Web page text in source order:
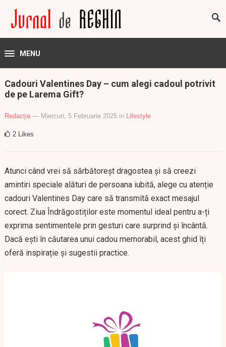
MENU
Cadouri Valentines Day – cum alegi cadoul potrivit
de pe Larema Gift?
Redacția — Miercuri, 5 Februarie 2025 in Lifestyle
2 Likes
Atunci când vrei să sărbătoreșt dragostea și să creezi
amintiri speciale alături de persoana iubită, alege cu atenție
cadouri Valentines Day care să transmită exact mesajul
corect. Ziua Îndrăgostiților este momentul ideal pentru a-ți
exprima sentimentele prin gesturi care surprind și încântă.
Dacă ești în căutarea unui cadou memorabil, acest ghid îți
oferă inspirație și sugestii practice.